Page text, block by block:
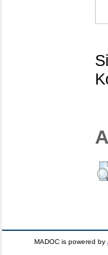
MADOC is powered by